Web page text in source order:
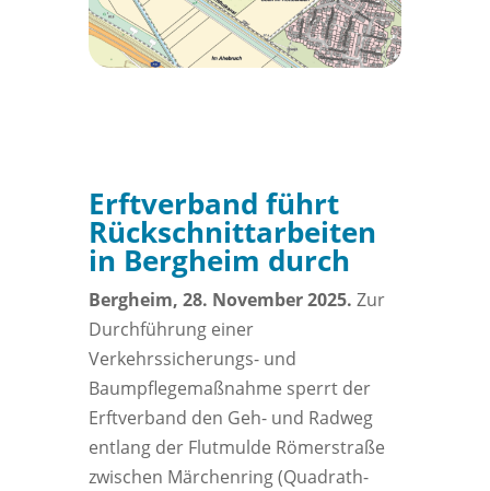
Erftverband führt
Rückschnittarbeiten
in Bergheim durch
Bergheim, 28. November 2025. Zur
Durchführung einer
Verkehrssicherungs- und
Baumpflegemaßnahme sperrt der
Erftverband den Geh- und Radweg
entlang der Flutmulde Römerstraße
zwischen Märchenring (Quadrath-